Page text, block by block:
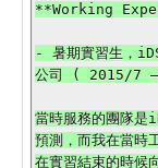
**Working
- 暑期實習生，
公司 ( 2015/7
當時服務的團隊是
預測，而我在當時
在實習結束的時候